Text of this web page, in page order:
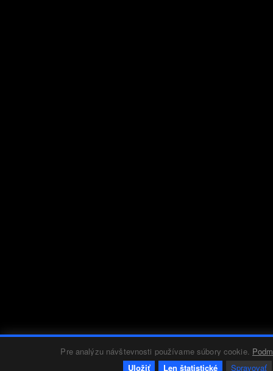
Pre analýzu návštevnosti používame súbory cookie.
Uložiť
Len štatistické Spravovať